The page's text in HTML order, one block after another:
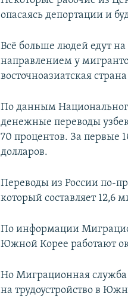
опасаясь депортации и
Всё больше людей едут
направлением у
восточноазиатская
По данным
денежные переводы
70 процентов. За первые
долларов.
Переводы из России по-
который составляет 12,6
По информации
Южной Корее работают
Но Миграционная служба
на трудоустройство в